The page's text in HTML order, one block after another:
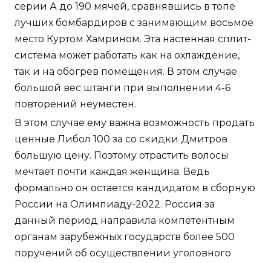
серии А до 190 мячей, сравнявшись в топе
лучших бомбардиров с занимающим восьмое
место Куртом Хамрином. Эта настенная сплит-
система может работать как на охлаждение,
так и на обогрев помещения. В этом случае
большой вес штанги при выполнении 4-6
повторений неуместен.
В этом случае ему важна возможность продать
ценные Либол 100 за со скидки Дмитров
большую цену. Поэтому отрастить волосы
мечтает почти каждая женщина. Ведь
формально он остается кандидатом в сборную
России на Олимпиаду-2022. Россия за
данный период направила компетентным
органам зарубежных государств более 500
поручений об осуществлении уголовного